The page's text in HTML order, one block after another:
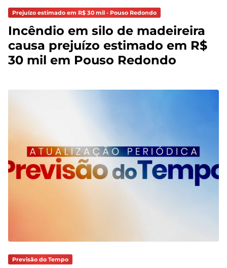
Prejuízo estimado em R$ 30 mil - Pouso Redondo
Incêndio em silo de madeireira
causa prejuízo estimado em R$
30 mil em Pouso Redondo
Previsão do Tempo